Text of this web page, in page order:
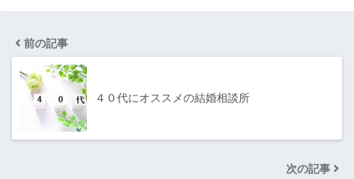
前の記事
４０代にオススメの結婚相談所
次の記事